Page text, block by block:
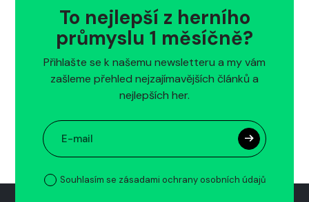
To nejlepší z herního
průmyslu 1 měsíčně?
Přihlašte se k našemu newsletteru a my vám
zašleme přehled nejzajímavějších článků a
nejlepších her.
Souhlasím se zásadami ochrany osobních údajů